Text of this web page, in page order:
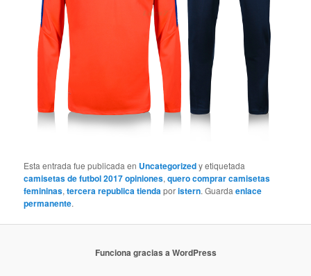
Esta entrada fue publicada en Uncategorizedy etiquetada
camisetas de futbol 2017 opiniones,quero comprar camisetas
femininas,tercera republica tiendaporistern. Guardaenlace
permanente.
Funciona gracias a WordPress